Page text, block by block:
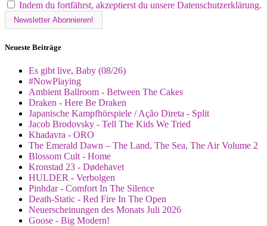
Indem du fortfährst, akzeptierst du unsere Datenschutzerklärung.
Neueste Beiträge
Es gibt live, Baby (08/26)
#NowPlaying
Ambient Ballroom - Between The Cakes
Draken - Here Be Draken
Japanische Kampfhörspiele / Ação Direta - Split
Jacob Brodovsky - Tell The Kids We Tried
Khadavra - ORO
The Emerald Dawn – The Land, The Sea, The Air Volume 2
Blossom Cult - Home
Kronstad 23 - Dødehavet
HULDER - Verbolgen
Pinhdar - Comfort In The Silence
Death-Static - Red Fire In The Open
Neuerscheinungen des Monats Juli 2026
Goose - Big Modern!